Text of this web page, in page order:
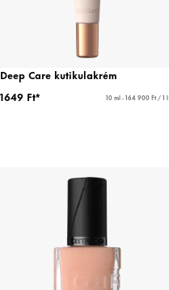
Deep Care kutikulakrém
1649 Ft*
10 ml - 164 900 Ft / 1 l